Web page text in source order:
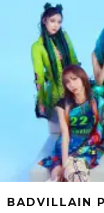
BADVILLAIN